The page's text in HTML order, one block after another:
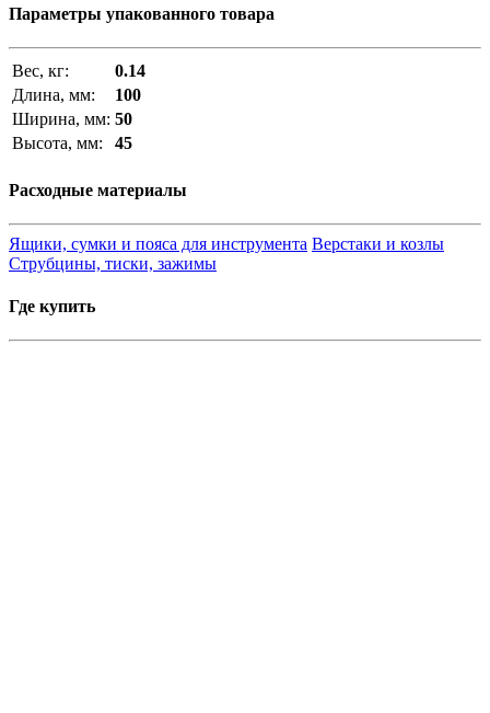
Параметры упакованного товара
Вес, кг:
0.14
Длина, мм:
100
Ширина, мм: 50
Высота, мм:
45
Расходные материалы
Ящики, сумки и пояса для инструмента Верстаки и козлы
Струбцины, тиски, зажимы
Где купить